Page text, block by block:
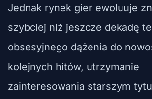
Jednak rynek gier ewoluuje
szybciej niż jeszcze dekadę
obsesyjnego dążenia do
kolejnych hitów, utrzymanie
zainteresowania starszym